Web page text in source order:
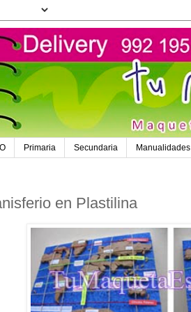
Primaria Secundaria Manualidades
en Plastilina